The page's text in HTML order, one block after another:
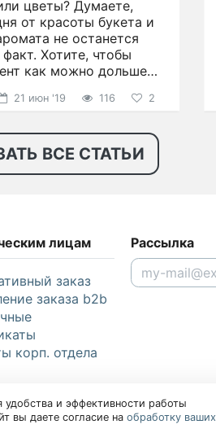
цветы? Думаете,
от красоты букета и
не останется
Хотите, чтобы
как можно дольше
21 июн '19 116 2
ВСЕ СТАТЬИ
лицам
заказ
заказа b2b
корп. отдела
Рассылка
и эффективности работы
вы даете согласие на обработку ваших